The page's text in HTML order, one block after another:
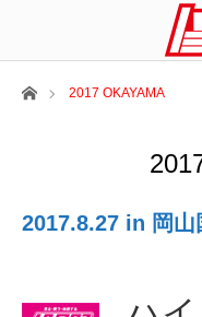
ホーム2017 OKAYAMA
2017.8.27 in 岡山